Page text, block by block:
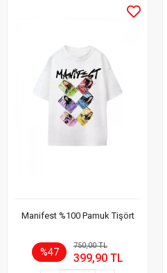
Manifest %100 Pamuk Tişört
%47
750,00 TL
399,90 TL